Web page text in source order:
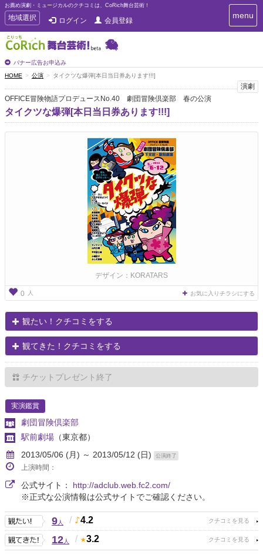
お薦め演劇・ミュージカルのクチコミは、CoRich舞台芸術！
T
o
g
g
e
n
a
v
i
g
地域選択 ログイン 会員登録
バナー広告お申込み
T
o
i
g
menu
HOME 公演 タイクツな爆弾[本日当日券あります!!!]
演劇
OFFICE冒険物語プロデュースNo.40 劇団冒険倶楽部 春の公演
タイクツな爆弾[本日当日券あります!!!]
デザイン：KORATARS
0 人 お気に入りチラシにする
観たい！クチコミをする
観てきた！クチコミをする
チケットプレゼント終了
実演鑑賞
劇団冒険倶楽部
駅前劇場 （東京都）
2013/05/06 (月) ～ 2013/05/12 (日)
公演終了
上演時間：
公式サイト： http://adclub.web.fc2.com/
※正式な公演情報は公式サイトでご確認ください。
9人 / 4.2
12人 / 3.2